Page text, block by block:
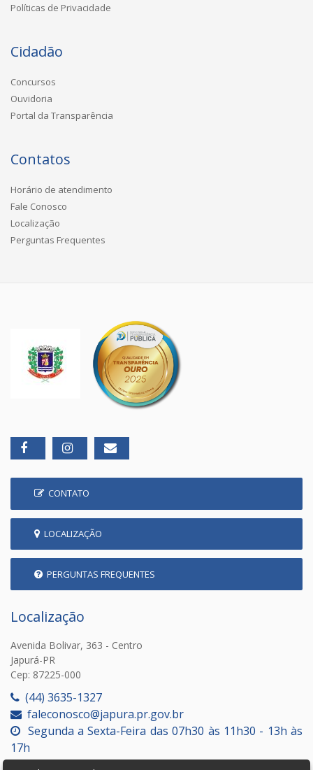
Políticas de Privacidade
Cidadão
Concursos
Ouvidoria
Portal da Transparência
Contatos
Horário de atendimento
Fale Conosco
Localização
Perguntas Frequentes
CONTATO
LOCALIZAÇÃO
PERGUNTAS FREQUENTES
Localização
Avenida Bolivar, 363 - Centro
Japurá-PR
Cep: 87225-000
(44) 3635-1327
faleconosco@japura.pr.gov.br
Segunda a Sexta-Feira das 07h30 às 11h30 - 13h às
17h